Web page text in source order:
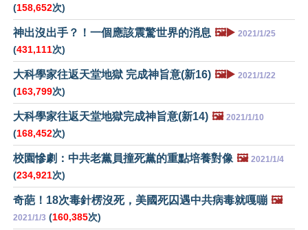
(158,652次)
神出沒出手？！一個應該震驚世界的消息 🖼️▶️ 2021/1/25
(431,111次)
大科學家往返天堂地獄 完成神旨意(新16) 🖼️▶️ 2021/1/22
(163,799次)
大科學家往返天堂地獄完成神旨意(新14) 🖼️ 2021/1/10
(168,452次)
校園慘劇：中共老黨員撞死黨的重點培養對像 🖼️ 2021/1/4
(234,921次)
奇葩！18次毒針楞沒死，美國死囚遇中共病毒就嘎嘣 🖼️
2021/1/3 (160,385次)